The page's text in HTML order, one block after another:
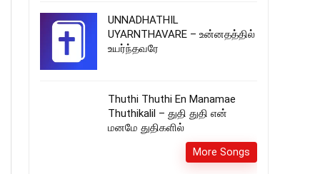
UNNADHATHIL
UYARNTHAVARE – உன்னதத்தில்
உயர்ந்தவரே
Thuthi Thuthi En Manamae
Thuthikalil – துதி துதி என்
மனமே துதிகளில்
More Songs